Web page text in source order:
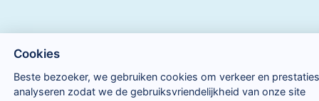
Cookies
Beste bezoeker, we gebruiken cookies om verkeer en
analyseren zodat we de gebruiksvriendelijkheid van onze site